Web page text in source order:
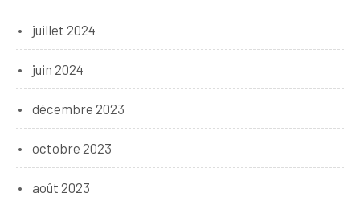
juillet 2024
juin 2024
décembre 2023
octobre 2023
août 2023